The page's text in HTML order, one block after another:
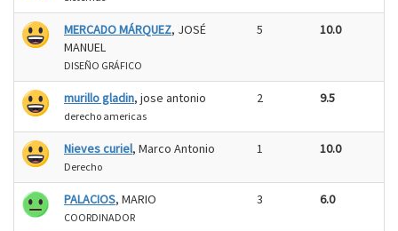
MERCADO MÁRQUEZ, JOSÉ
MANUEL
DISEÑO GRÁFICO
5 10.0
murillo gladin, jose antonio
derecho americas
2 9.5
Nieves curiel, Marco Antonio
Derecho
1 10.0
PALACIOS, MARIO
COORDINADOR
3 6.0